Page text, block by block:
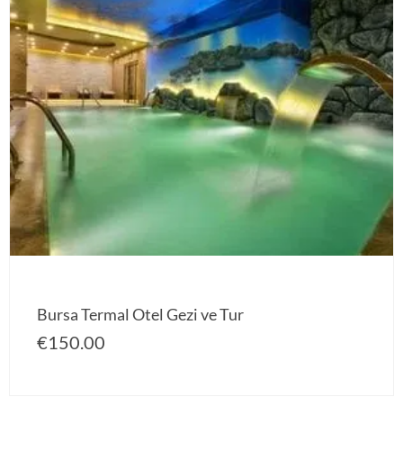
Bursa Termal Otel Gezi ve Tur
€150.00